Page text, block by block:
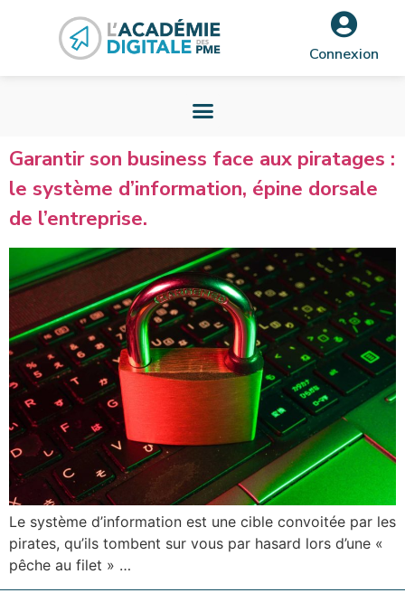
Connexion
Garantir son business face aux piratages :
le système d’information, épine dorsale
de l’entreprise.
Le système d’information est une cible convoitée par les
pirates, qu’ils tombent sur vous par hasard lors d’une «
pêche au filet » …